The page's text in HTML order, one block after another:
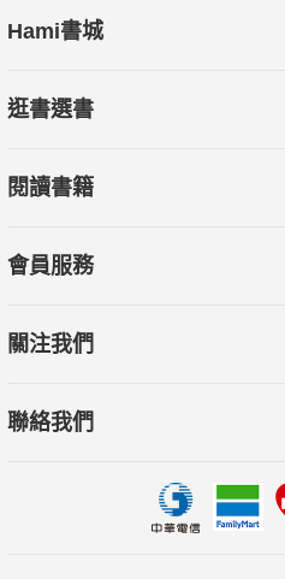
最重要的是「你」，只有擁有
透過故事模擬人生，幫助你在
◆ 以腦心原理建構情緒的「心
風，也會很快的風平浪靜。
好的情緒互動關係。
推薦人
李怡如（正念減壓MBSR老師
林星洆（心靈吧台網站創辦人
Hami書城
逛書選書
閱讀書籍
會員服務
關注我們
聯絡我們